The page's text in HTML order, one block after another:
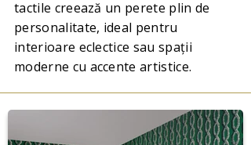
tactile creează un perete plin de
personalitate, ideal pentru
interioare eclectice sau spații
moderne cu accente artistice.